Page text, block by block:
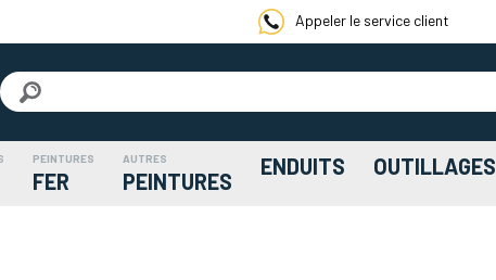
Appeler le service client
PEINTURES
FER
AUTRES
PEINTURES
ENDUITS OUTILLAGES